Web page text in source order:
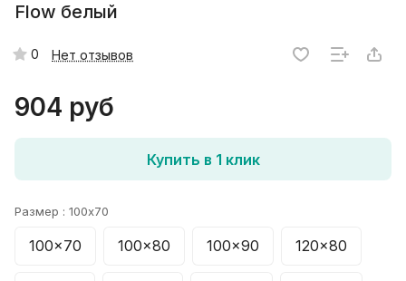
Flow белый
0 Нет отзывов
904 руб
Купить в 1 клик
Размер : 100x70
100x70 100x80 100x90 120x80